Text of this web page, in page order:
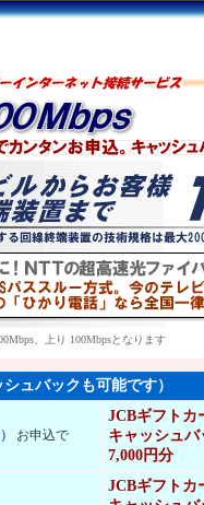
、上り 100Mbpsとなります
ュバックも可能です）
お申込で
JCBギフトカ
キャッシュバ
7,000円分
JCBギフトカ